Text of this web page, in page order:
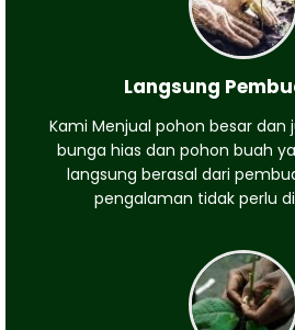
Langsung
Kami Menjual pohon besar
bunga hias dan pohon buah
langsung berasal dari
pengalaman tidak perlu